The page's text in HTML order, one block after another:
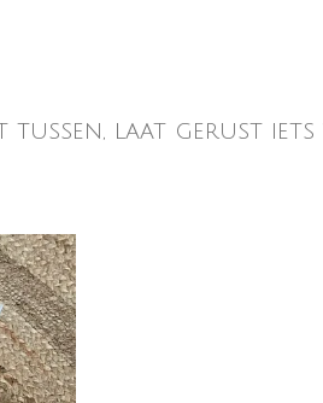
laat gerust iets